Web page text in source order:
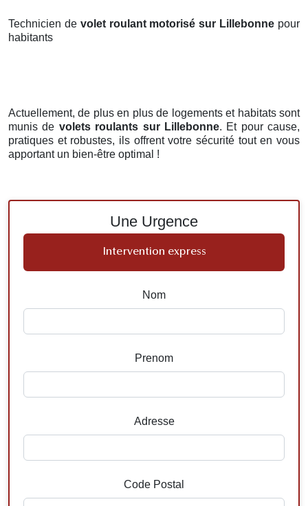
Technicien de volet roulant motorisé sur Lillebonne pour
habitants
Actuellement, de plus en plus de logements et habitats sont
munis de volets roulants sur Lillebonne. Et pour cause,
pratiques et robustes, ils offrent votre sécurité tout en vous
apportant un bien-être optimal !
Une Urgence
Intervention express
Nom
Prenom
Adresse
Code Postal